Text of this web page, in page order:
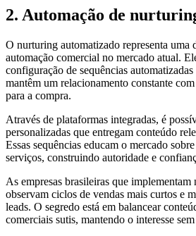
2. Automação de
O nurturing automatizado representa uma
automação comercial no mercado atual.
configuração de sequências
mantêm um relacionamento constante
para a compra.
Através de plataformas integradas, é
personalizadas que entregam conteúdo
Essas sequências educam o mercado
serviços, construindo autoridade e
As empresas brasileiras que
observam ciclos de vendas mais curtos e
leads. O segredo está em balancear
comerciais sutis, mantendo o interesse